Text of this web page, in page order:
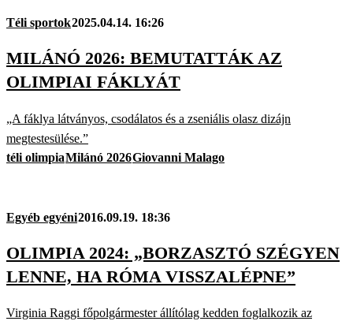
Téli sportok2025.04.14. 16:26
MILÁNÓ 2026: BEMUTATTÁK AZ
OLIMPIAI FÁKLYÁT
„A fáklya látványos, csodálatos és a zseniális olasz dizájn
megtestesülése.”
téli olimpiaMilánó 2026Giovanni Malago
Egyéb egyéni2016.09.19. 18:36
OLIMPIA 2024: „BORZASZTÓ SZÉGYEN
LENNE, HA RÓMA VISSZALÉPNE”
Virginia Raggi főpolgármester állítólag kedden foglalkozik az